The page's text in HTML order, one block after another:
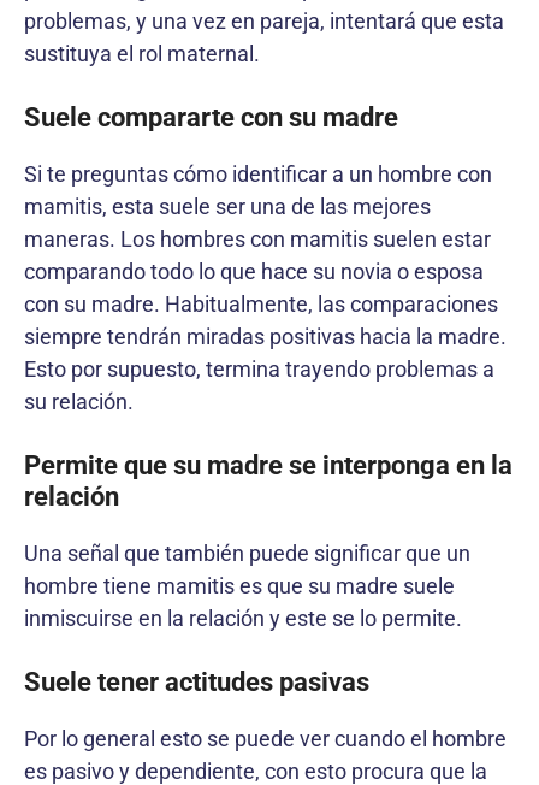
problemas, y una vez en pareja, intentará que esta
sustituya el rol maternal.
Suele compararte con su madre
Si te preguntas cómo identificar a un hombre con
mamitis, esta suele ser una de las mejores
maneras. Los hombres con mamitis suelen estar
comparando todo lo que hace su novia o esposa
con su madre. Habitualmente, las comparaciones
siempre tendrán miradas positivas hacia la madre.
Esto por supuesto, termina trayendo problemas a
su relación.
Permite que su madre se interponga en la
relación
Una señal que también puede significar que un
hombre tiene mamitis es que su madre suele
inmiscuirse en la relación y este se lo permite.
Suele tener actitudes pasivas
Por lo general esto se puede ver cuando el hombre
es pasivo y dependiente, con esto procura que la